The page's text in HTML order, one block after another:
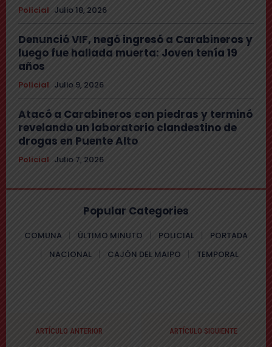
Policial Julio 18, 2026
Denunció VIF, negó ingresó a Carabineros y
luego fue hallada muerta: Joven tenía 19
años
Policial Julio 9, 2026
Atacó a Carabineros con piedras y terminó
revelando un laboratorio clandestino de
drogas en Puente Alto
Policial Julio 7, 2026
Popular Categories
COMUNA ÚLTIMO MINUTO POLICIAL
PORTADA
NACIONAL
CAJÓN DEL MAIPO TEMPORAL
ARTÍCULO ANTERIOR ARTÍCULO SIGUIENTE